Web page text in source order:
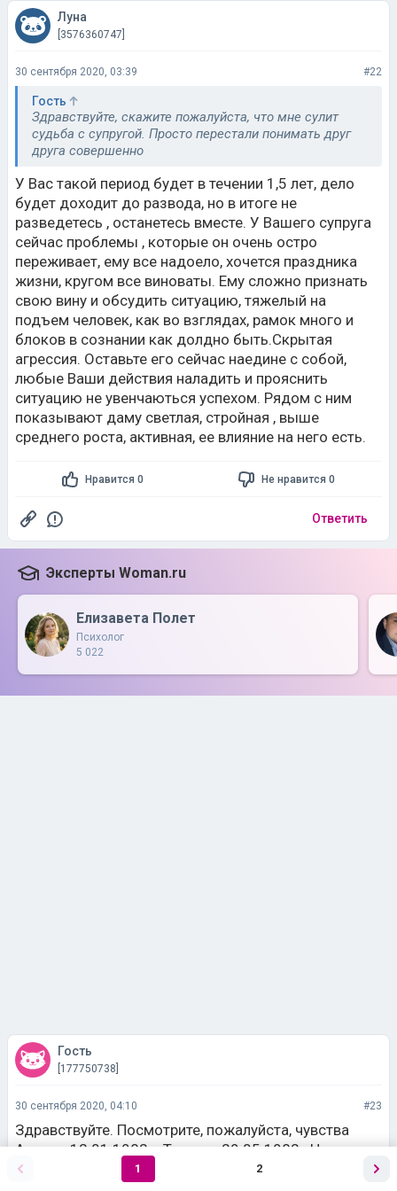
Луна
[3576360747]
30 сентября 2020, 03:39 #22
Гость
Здравствуйте, скажите пожалуйста, что мне сулит
судьба с супругой. Просто перестали понимать друг
друга совершенно
У Вас такой период будет в течении 1,5 лет, дело
будет доходит до развода, но в итоге не
разведетесь , останетесь вместе. У Вашего супруга
сейчас проблемы , которые он очень остро
переживает, ему все надоело, хочется праздника
жизни, кругом все виноваты. Ему сложно признать
свою вину и обсудить ситуацию, тяжелый на
подъем человек, как во взглядах, рамок много и
блоков в сознании как долдно быть.Скрытая
агрессия. Оставьте его сейчас наедине с собой,
любые Ваши действия наладить и прояснить
ситуацию не увенчаються успехом. Рядом с ним
показывают даму светлая, стройная , выше
среднего роста, активная, ее влияние на него есть.
Нравится 0 Не нравится 0
Ответить
Эксперты Woman.ru
Елизавета Полет
Психолог
5 022
Гость
[177750738]
30 сентября 2020, 04:10 #23
Здравствуйте. Посмотрите, пожалуйста, чувства
Андрея 12.01.1982 к Татьяне 29.05.1982 . Намерен
ли он строить серьёзные отношения ?
1 2